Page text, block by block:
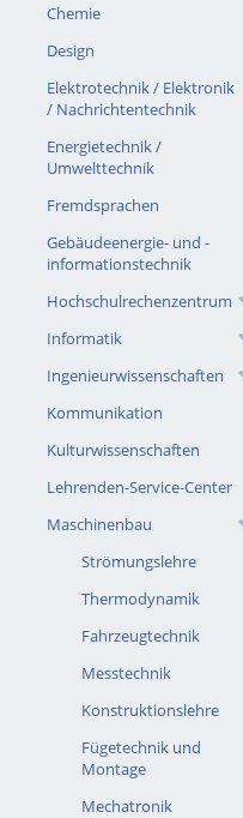
Chemie
Design
Elektrotechnik / Elektronik
/ Nachrichtentechnik
Energietechnik /
Umwelttechnik
Fremdsprachen
Gebäudeenergie- und -
informationstechnik
Hochschulrechenzentrum
Informatik
Ingenieurwissenschaften
Kommunikation
Kulturwissenschaften
Lehrenden-Service-Center
Maschinenbau
Strömungslehre
Thermodynamik
Fahrzeugtechnik
Messtechnik
Konstruktionslehre
Fügetechnik und
Montage
Mechatronik